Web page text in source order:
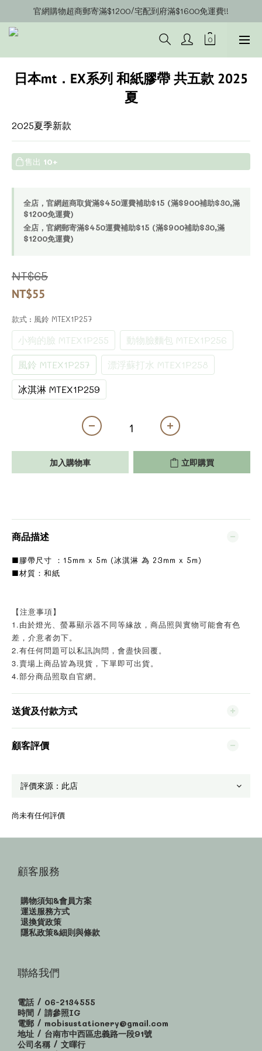
官網會員募集中~立即註冊即可獲得購物金$20!!!
官網購物超商郵寄滿$1200/宅配到府滿$1600免運費!!
官網會員募集中~立即註冊即可獲得購物金$20!!!
日本mt．EX系列 和紙膠帶 共五款 2025
夏
2025夏季新款
售出 10+
全店，官網超商取貨滿$450運費補助$15 (滿$900補助$30,滿
$1200免運費)
全店，官網郵寄滿$450運費補助$15 (滿$900補助$30,滿
$1200免運費)
NT$65
NT$55
款式 : 風鈴 MTEX1P257
小狗的臉 MTEX1P255
動物臉麵包 MTEX1P256
風鈴 MTEX1P257
漂浮蘇打水 MTEX1P258
冰淇淋 MTEX1P259
加入購物車 立即購買
商品描述
■膠帶尺寸 ：15mm x 5m (冰淇淋 為 23mm x 5m)
■材質：和紙
【注意事項】
1.由於燈光、螢幕顯示器不同等緣故，商品照與實物可能會有色
差，介意者勿下。
2.有任何問題可以私訊詢問，會盡快回覆。
3.賣場上商品皆為現貨，下單即可出貨。
4.部分商品照取自官網。
送貨及付款方式
顧客評價
尚未有任何評價
顧客服務
購物須知&會員方案
運送服務方式
退換貨政策
隱私政策&細則與條款
聯絡我們
電話 / 06-2134555
時間 / 請參照IG
電郵 / mobisustationery@gmail.com
地址 / 台南市中西區忠義路一段91號
公司名稱 / 文暉行